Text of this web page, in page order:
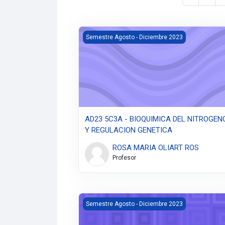
Imagen del curso AD23 5C3A -
Semestre Agosto - Diciembre 2023
AD23 5C3A - BIOQUIMICA DEL
Y REGULACION GENETICA
ROSA MARIA OLIART ROS
Profesor
Imagen del curso AD23 6X5D -
Semestre Agosto - Diciembre 2023